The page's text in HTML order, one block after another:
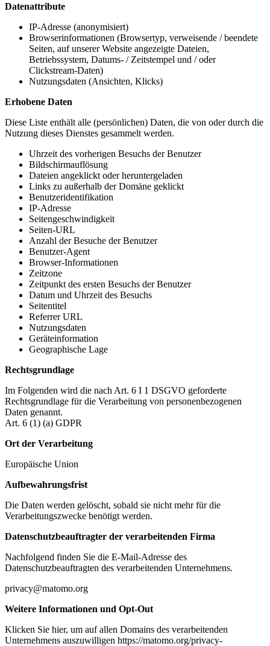
Datenattribute
IP-Adresse (anonymisiert)
Browserinformationen (Browsertyp, verweisende / beendete
Seiten, auf unserer Website angezeigte Dateien,
Betriebssystem, Datums- / Zeitstempel und / oder
Clickstream-Daten)
Nutzungsdaten (Ansichten, Klicks)
Erhobene Daten
Diese Liste enthält alle (persönlichen) Daten, die von oder durch die
Nutzung dieses Dienstes gesammelt werden.
Uhrzeit des vorherigen Besuchs der Benutzer
Bildschirmauflösung
Dateien angeklickt oder heruntergeladen
Links zu außerhalb der Domäne geklickt
Benutzeridentifikation
IP-Adresse
Seitengeschwindigkeit
Seiten-URL
Anzahl der Besuche der Benutzer
Benutzer-Agent
Browser-Informationen
Zeitzone
Zeitpunkt des ersten Besuchs der Benutzer
Datum und Uhrzeit des Besuchs
Seitentitel
Referrer URL
Nutzungsdaten
Geräteinformation
Geographische Lage
Rechtsgrundlage
Im Folgenden wird die nach Art. 6 I 1 DSGVO geforderte
Rechtsgrundlage für die Verarbeitung von personenbezogenen
Daten genannt.
Art. 6 (1) (a) GDPR
Ort der Verarbeitung
Europäische Union
Aufbewahrungsfrist
Die Daten werden gelöscht, sobald sie nicht mehr für die
Verarbeitungszwecke benötigt werden.
Datenschutzbeauftragter der verarbeitenden Firma
Nachfolgend finden Sie die E-Mail-Adresse des
Datenschutzbeauftragten des verarbeitenden Unternehmens.
privacy@matomo.org
Weitere Informationen und Opt-Out
Klicken Sie hier, um auf allen Domains des verarbeitenden
Unternehmens auszuwilligen https://matomo.org/privacy-